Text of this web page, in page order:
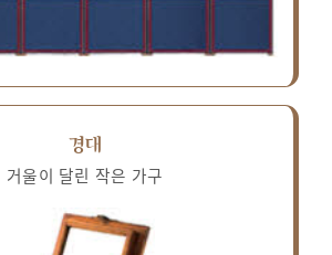
경대
거울이 달린 작은 가구